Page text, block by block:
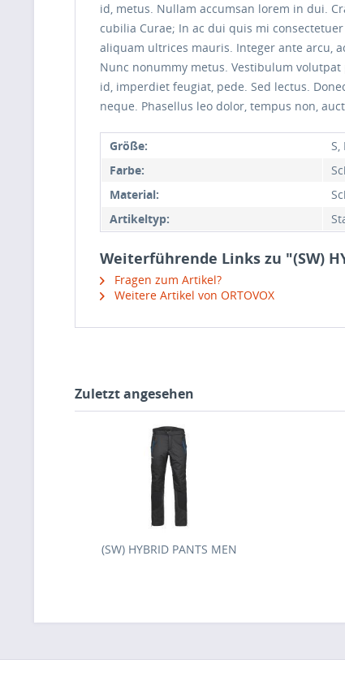
id, metus. Nullam accumsan lorem in dui.
cubilia Curae; In ac dui quis mi
aliquam ultrices mauris. Integer ante arcu,
Nunc nonummy metus. Vestibulum
id, imperdiet feugiat, pede. Sed lectus.
neque. Phasellus leo dolor, tempus non,
Größe:
S,
Farbe:
Material:
Artikeltyp:
Weiterführende Links zu "(SW)
Fragen zum Artikel?
Weitere Artikel von ORTOVOX
Zuletzt angesehen
(SW) HYBRID PANTS MEN